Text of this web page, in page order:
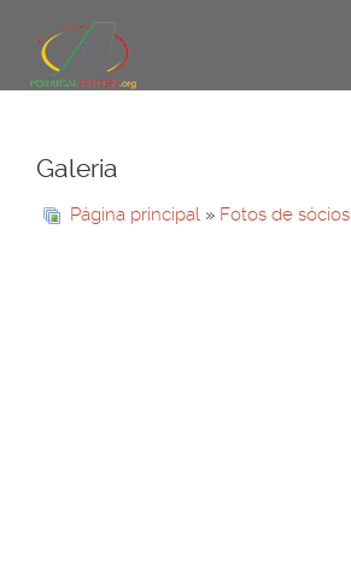
Galeria
Página principal » Fotos de sócios